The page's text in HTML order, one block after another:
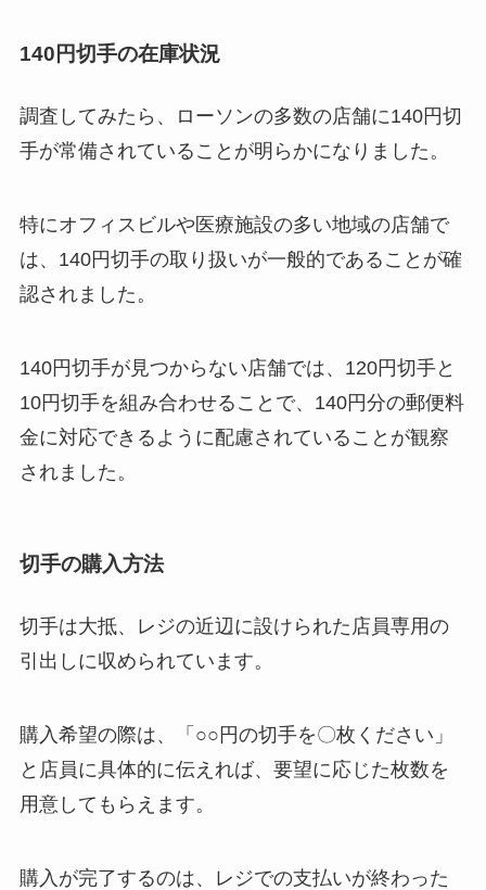
140円切手の在庫状況
調査してみたら、ローソンの多数の店舗に140円切
手が常備されていることが明らかになりました。
特にオフィスビルや医療施設の多い地域の店舗で
は、140円切手の取り扱いが一般的であることが確
認されました。
140円切手が見つからない店舗では、120円切手と
10円切手を組み合わせることで、140円分の郵便料
金に対応できるように配慮されていることが観察
されました。
切手の購入方法
切手は大抵、レジの近辺に設けられた店員専用の
引出しに収められています。
購入希望の際は、「○○円の切手を〇枚ください」
と店員に具体的に伝えれば、要望に応じた枚数を
用意してもらえます。
購入が完了するのは、レジでの支払いが終わった